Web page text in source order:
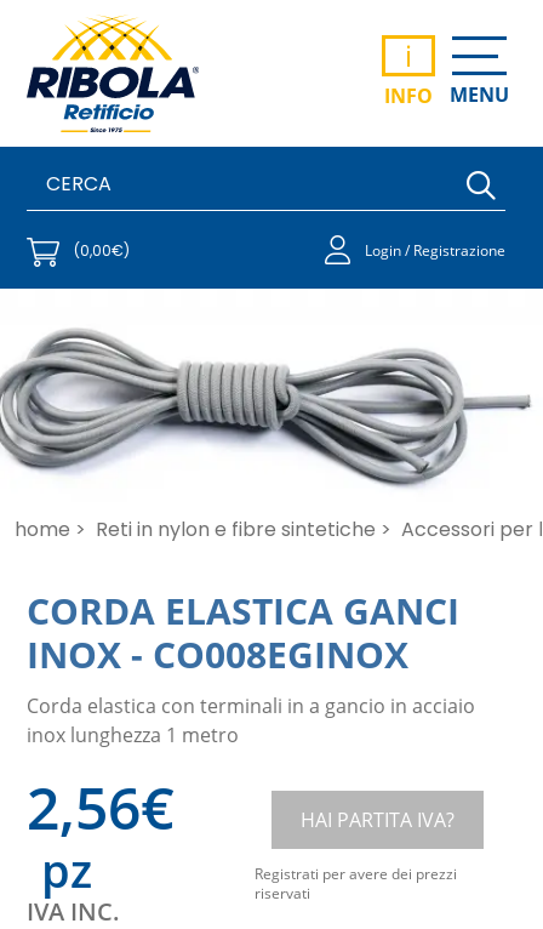
i
INFO MENU
(0,00€) Login / Registrazione
home > Reti in nylon e fibre sintetiche > Accessori per
CORDA ELASTICA GANCI
INOX - CO008EGINOX
Corda elastica con terminali in a gancio in acciaio
inox lunghezza 1 metro
2,56€
pz
IVA INC.
HAI PARTITA IVA?
Registrati per avere dei prezzi
riservati